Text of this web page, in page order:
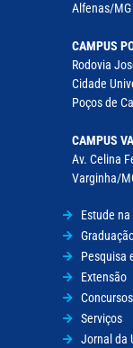
Alfenas/MG
CAMPUS
Rodovia
Cidade
Poços de
CAMPUS
Av. Celina
Varginha/
Estude na
Pesquisa
Extensão
Serviços
Jornal da